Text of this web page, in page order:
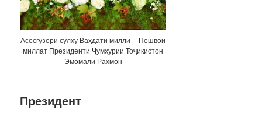
Асосгузори сулҳу Ваҳдати миллӣ – Пешвои
миллат Президенти Ҷумҳурии Тоҷикистон
Эмомалӣ Раҳмон
Президент